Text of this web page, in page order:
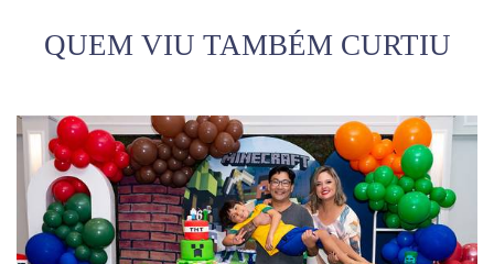
QUEM VIU TAMBÉM CURTIU